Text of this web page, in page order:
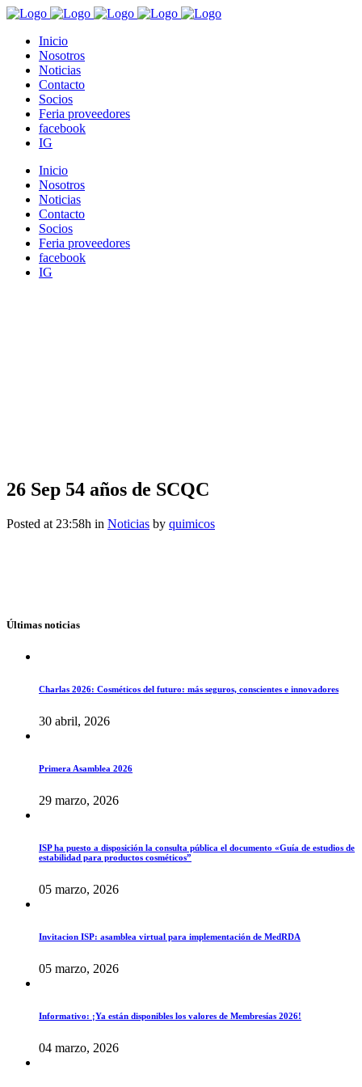
Inicio
Nosotros
Noticias
Contacto
Socios
Feria proveedores
facebook
IG
Inicio
Nosotros
Noticias
Contacto
Socios
Feria proveedores
facebook
IG
26 Sep 54 años de SCQC
Posted at 23:58h in Noticias by quimicos
Últimas noticias
Charlas 2026: Cosméticos del futuro: más seguros, conscientes e innovadores
30 abril, 2026
Primera Asamblea 2026
29 marzo, 2026
ISP ha puesto a disposición la consulta pública el documento «Guía de estudios de
estabilidad para productos cosméticos”
05 marzo, 2026
Invitacion ISP: asamblea virtual para implementación de MedRDA
05 marzo, 2026
Informativo: ¡Ya están disponibles los valores de Membresías 2026!
04 marzo, 2026